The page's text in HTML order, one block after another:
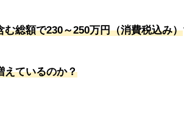
む総額で230～250万円（消費税込み）
えているのか？